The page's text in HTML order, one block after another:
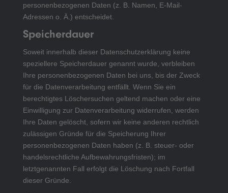
personenbezogenen Daten (z. B. Namen, E-Mail-
Adressen o. Ä.) entscheidet.
Speicherdauer
Soweit innerhalb dieser Datenschutzerklärung keine
speziellere Speicherdauer genannt wurde, verbleiben
Ihre personenbezogenen Daten bei uns, bis der Zweck
für die Datenverarbeitung entfällt. Wenn Sie ein
berechtigtes Löschersuchen geltend machen oder eine
Einwilligung zur Datenverarbeitung widerrufen, werden
Ihre Daten gelöscht, sofern wir keine anderen rechtlich
zulässigen Gründe für die Speicherung Ihrer
personenbezogenen Daten haben (z. B. steuer- oder
handelsrechtliche Aufbewahrungsfristen); im
letztgenannten Fall erfolgt die Löschung nach Fortfall
dieser Gründe.